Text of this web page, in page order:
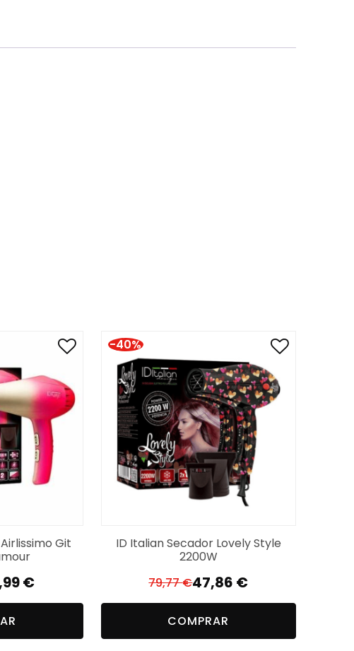
Git
€
-40%
ID Italian Secador Lovely Style
2200W
79,77€ O
preço
original
era:
47,86 €
O
preço
atual
é:
COMPRAR